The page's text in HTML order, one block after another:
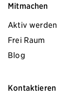
Mitmachen
Aktiv werden
Frei Raum
Blog
Kontaktieren